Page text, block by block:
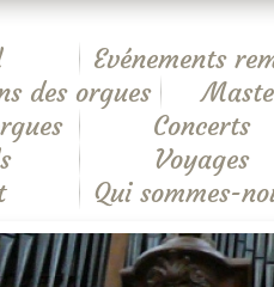
Evénements
des orgues
Concerts
Voyages
Qui sommes-